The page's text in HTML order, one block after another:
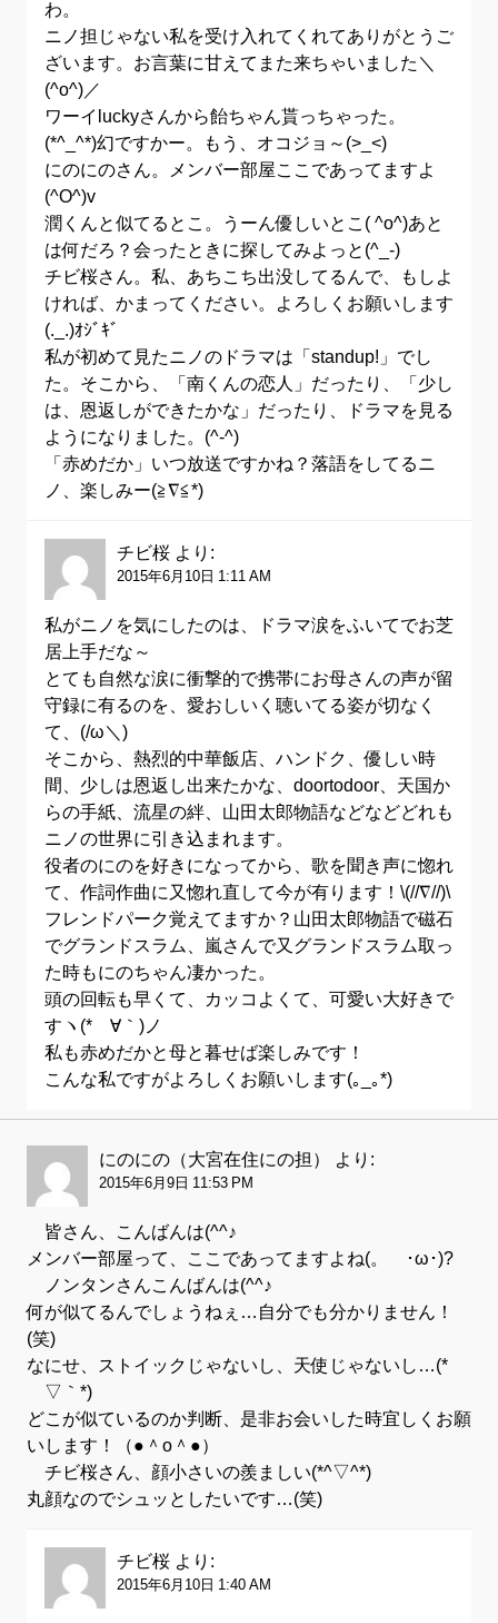
わ。
ニノ担じゃない私を受け入れてくれてありがとうご
ざいます。お言葉に甘えてまた来ちゃいました＼
(^o^)／
ワーイluckyさんから飴ちゃん貰っちゃった。
(*^_^*)幻ですかー。もう、オコジョ～(>_<)
にのにのさん。メンバー部屋ここであってますよ
(^O^)v
潤くんと似てるとこ。うーん優しいとこ( ^o^)あと
は何だろ？会ったときに探してみよっと(^_-)
チビ桜さん。私、あちこち出没してるんで、もしよ
ければ、かまってください。よろしくお願いします
(._.)ｵｼﾞｷﾞ
私が初めて見たニノのドラマは「standup!」でし
た。そこから、「南くんの恋人」だったり、「少し
は、恩返しができたかな」だったり、ドラマを見る
ようになりました。(^-^)
「赤めだか」いつ放送ですかね？落語をしてるニ
ノ、楽しみー(≧∇≦*)
チビ桜 より:
2015年6月10日 1:11 AM
私がニノを気にしたのは、ドラマ涙をふいてでお芝
居上手だな～
とても自然な涙に衝撃的で携帯にお母さんの声が留
守録に有るのを、愛おしいく聴いてる姿が切なく
て、(/ω＼)
そこから、熱烈的中華飯店、ハンドク、優しい時
間、少しは恩返し出来たかな、doortodoor、天国か
らの手紙、流星の絆、山田太郎物語などなどどれも
ニノの世界に引き込まれます。
役者のにのを好きになってから、歌を聞き声に惚れ
て、作詞作曲に又惚れ直して今が有ります！\(//∇//)\
フレンドパーク覚えてますか？山田太郎物語で磁石
でグランドスラム、嵐さんで又グランドスラム取っ
た時もにのちゃん凄かった。
頭の回転も早くて、カッコよくて、可愛い大好きで
すヽ(*´∀｀)ノ
私も赤めだかと母と暮せば楽しみです！
こんな私ですがよろしくお願いします(｡_｡*)
にのにの（大宮在住にの担） より:
2015年6月9日 11:53 PM
皆さん、こんばんは(^^♪
メンバー部屋って、ここであってますよね(。´･ω･)?
ノンタンさんこんばんは(^^♪
何が似てるんでしょうねぇ…自分でも分かりません！
(笑)
なにせ、ストイックじゃないし、天使じゃないし…(*
´▽｀*)
どこが似ているのか判断、是非お会いした時宜しくお願
いします！（●＾o＾●）
チビ桜さん、顔小さいの羨ましい(*^▽^*)
丸顔なのでシュッとしたいです…(笑)
チビ桜 より:
2015年6月10日 1:40 AM